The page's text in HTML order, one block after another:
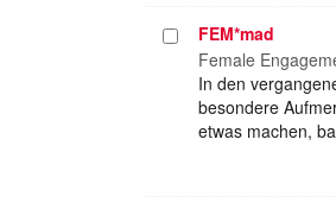
Projekt
auswählen
FEM*mad
Female
In den
besondere
etwas machen,